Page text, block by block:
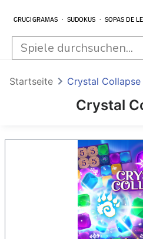
CRUCIGRAMAS SUDOKUS SOPAS DE
Crystal
Startseite Crystal Collapse